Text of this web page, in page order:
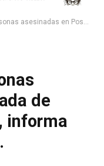
de Salvatierra y no 12, informa Fiscalía del Estado.
de
informa